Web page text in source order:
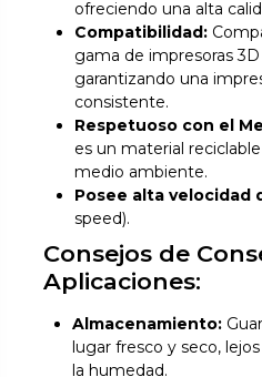
ofreciendo una alta
Compatibilidad:
gama de impresoras
garantizando una
consistente.
Respetuoso con el
es un material
medio ambiente.
Posee alta velocidad
speed).
Consejos de
Aplicaciones:
Almacenamiento:
lugar fresco y seco,
la humedad.